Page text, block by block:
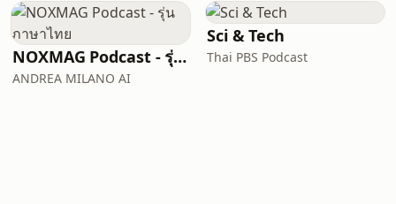
NOXMAG Podcast - รุ่นภาษาไทย
ANDREA MILANO AI
Sci & Tech
Thai PBS Podcast